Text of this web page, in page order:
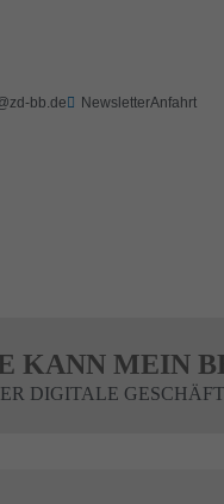
bb.de NewsletterAnfahrt
KANN MEIN
DIGITALE